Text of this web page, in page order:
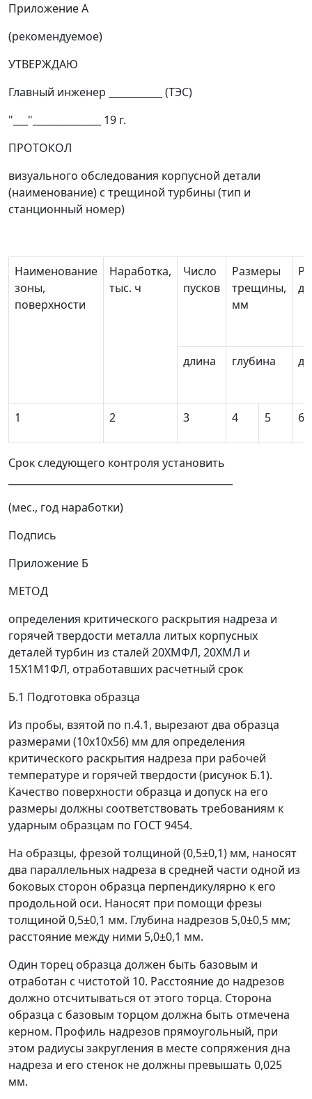
Приложение А
(рекомендуемое)
УТВЕРЖДАЮ
Главный инженер ___________ (ТЭС)
"___"______________ 19 г.
ПРОТОКОЛ
визуального обследования корпусной детали
(наименование) с трещиной турбины (тип и
станционный номер)
Наименование
зоны,
поверхности
Наработка,
тыс. ч
Число
пусков
Размеры
трещины,
мм
длина глубина
1 2 3 4 5 6
Срок следующего контроля установить
(мес., год наработки)
Подпись
Приложение Б
МЕТОД
определения критического раскрытия надреза и
горячей твердости металла литых корпусных
деталей турбин из сталей 20ХМФЛ, 20ХМЛ и
15Х1М1ФЛ, отработавших расчетный срок
Б.1 Подготовка образца
Из пробы, взятой по п.4.1, вырезают два образца
размерами (10х10х56) мм для определения
критического раскрытия надреза при рабочей
температуре и горячей твердости (рисунок Б.1).
Качество поверхности образца и допуск на его
размеры должны соответствовать требованиям к
ударным образцам по ГОСТ 9454.
На образцы, фрезой толщиной (0,5±0,1) мм, наносят
два параллельных надреза в средней части одной из
боковых сторон образца перпендикулярно к его
продольной оси. Наносят при помощи фрезы
толщиной 0,5±0,1 мм. Глубина надрезов 5,0±0,5 мм;
расстояние между ними 5,0±0,1 мм.
Один торец образца должен быть базовым и
отработан с чистотой 10. Расстояние до надрезов
должно отсчитываться от этого торца. Сторона
образца с базовым торцом должна быть отмечена
керном. Профиль надрезов прямоугольный, при
этом радиусы закругления в месте сопряжения дна
надреза и его стенок не должны превышать 0,025
мм.